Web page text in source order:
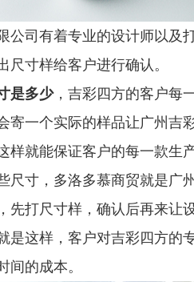
公司有着专业的设计师以及
寸样给客户进行确认。
是多少，吉彩四方的客户每
寄一个实际的样品让广州吉
样就能保证客户的每一款生
尺寸 ， 多洛多慕商贸就是广
先打尺寸样，确认后再来让
是这样，客户对吉彩四方的
间的成本。